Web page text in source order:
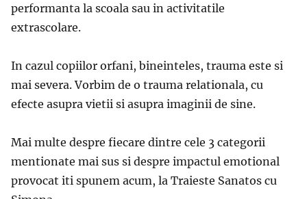
performanta la scoala sau in activitatile
extrascolare.
In cazul copiilor orfani, bineinteles, trauma este si
mai severa. Vorbim de o trauma relationala, cu
efecte asupra vietii si asupra imaginii de sine.
Mai multe despre fiecare dintre cele 3 categorii
mentionate mai sus si despre impactul emotional
provocat iti spunem acum, la Traieste Sanatos cu